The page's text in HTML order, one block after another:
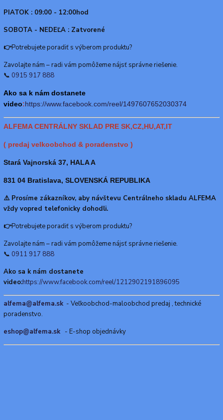
PIATOK : 09:00 - 12:00hod
SOBOTA - NEDEĽA : Zatvorené
👉Potrebujete poradiť s výberom produktu?
Zavolajte nám – radi vám pomôžeme nájsť správne riešenie.
📞 0915 917 888
Ako sa k nám dostanete
video:https://www.facebook.com/reel/1497607652030374
ALFEMA CENTRÁLNY SKLAD PRE SK,CZ,HU,AT,IT
( predaj velkoobchod & poradenstvo )
Stará Vajnorská 37, HALA A
831 04 Bratislava, SLOVENSKÁ REPUBLIKA
⚠️ Prosíme zákazníkov, aby návštevu Centrálneho skladu ALFEMA
vždy vopred telefonicky dohodli.
👉Potrebujete poradiť s výberom produktu?
Zavolajte nám – radi vám pomôžeme nájsť správne riešenie.
📞 0911 917 888
Ako sa k nám dostanete
video:https://www.facebook.com/reel/1212902191896095
alfema@alfema.sk - Veľkoobchod-maloobchod predaj , technické
poradenstvo.
eshop@alfema.sk - E-shop objednávky